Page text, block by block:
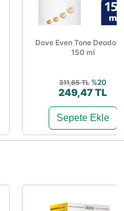
Dove Even Tone
150 ml
311,85 TL %20
249,47 TL
Sepete Ekle